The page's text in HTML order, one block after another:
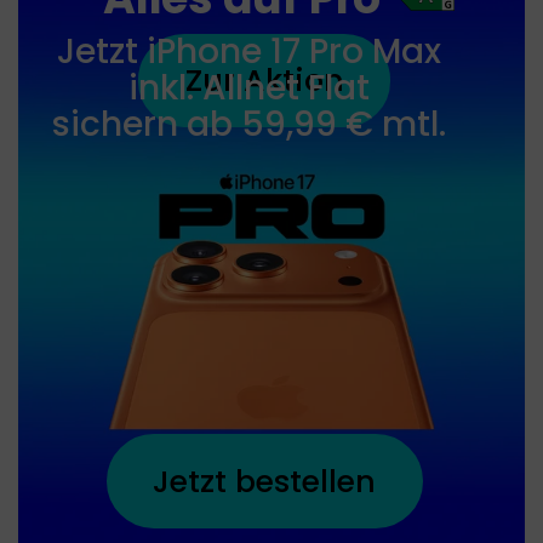
Zur Aktion
Jetzt iPhone 17 Pro Max
inkl. Allnet Flat
sichern ab 59,99 € mtl.
Jetzt bestellen